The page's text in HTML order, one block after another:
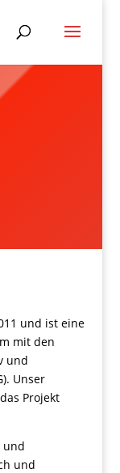
und ist eine
mit den
und
Unser
Projekt
und
und